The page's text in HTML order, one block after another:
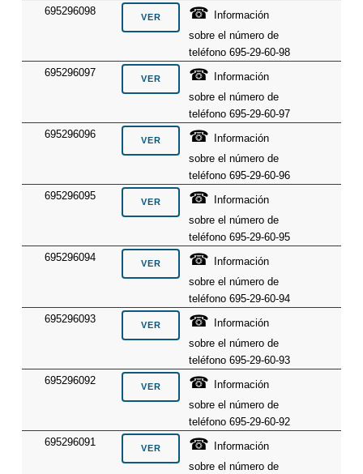
695296098
☎ Información
sobre el número de
teléfono 695-29-60-98
695296097
☎ Información
sobre el número de
teléfono 695-29-60-97
695296096
☎ Información
sobre el número de
teléfono 695-29-60-96
695296095
☎ Información
sobre el número de
teléfono 695-29-60-95
695296094
☎ Información
sobre el número de
teléfono 695-29-60-94
695296093
☎ Información
sobre el número de
teléfono 695-29-60-93
695296092
☎ Información
sobre el número de
teléfono 695-29-60-92
695296091
☎ Información
sobre el número de